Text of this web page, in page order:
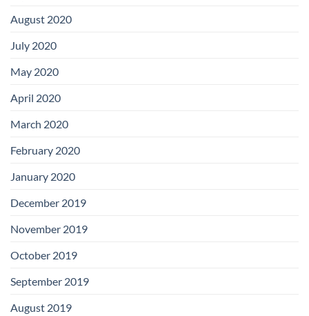
August 2020
July 2020
May 2020
April 2020
March 2020
February 2020
January 2020
December 2019
November 2019
October 2019
September 2019
August 2019